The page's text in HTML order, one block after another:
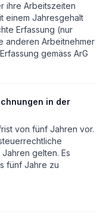
ihre Arbeitszeiten
einem Jahresgehalt
Erfassung (nur
anderen Arbeitnehmer
gemäss ArG
in der
von fünf Jahren vor.
gelten. Es
fünf Jahre zu